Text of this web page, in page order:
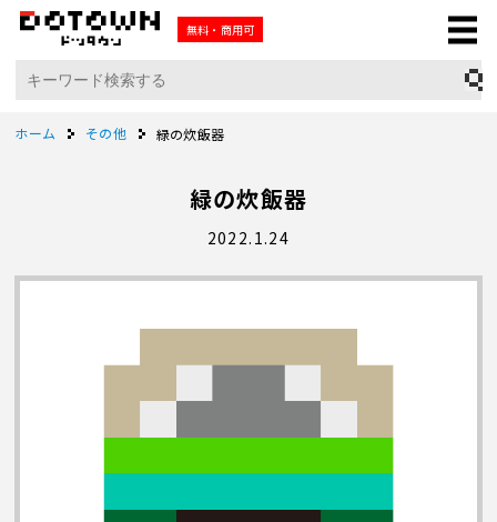
無料・商用可
ホーム その他 緑の炊飯器
緑の炊飯器
2022.1.24